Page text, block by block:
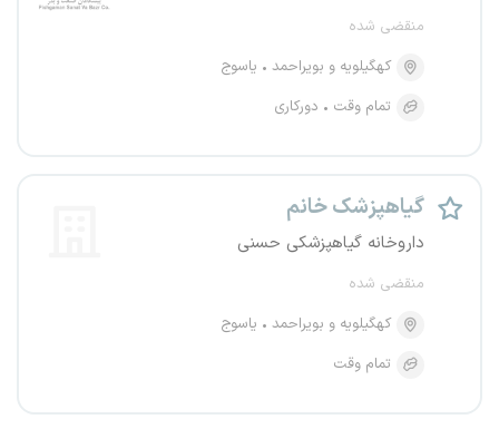
منقضی شده
کهگیلویه و بویراحمد
یاسوج
تمام وقت
دورکاری
گیاهپزشک خانم
داروخانه گیاهپزشکی حسنی
منقضی شده
کهگیلویه و بویراحمد
یاسوج
تمام وقت